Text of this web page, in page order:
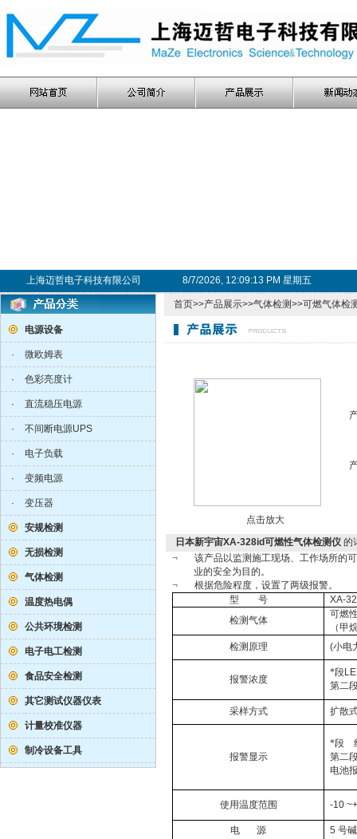
上海迈哲电子科技有限公司 8/7/2026, 12:09:13 PM 星期五
电源设备
· 微欧姆表
· 色彩亮度计
· 直流稳压电源
· 不间断电源UPS
· 电子负载
· 变频电源
· 变压器
安规检测
无损检测
气体检测
温度热电偶
公共环境检测
电子电工检测
食品安全检测
其它测试仪器仪表
计量校准仪器
制冷设备工具
首页>>产品展示>>气体检测>>可燃气体检
点击放大
日本新宇宙XA-328id可燃性气体检测仪 的
¬
该产品以监测施工现场、工作场所的
业的安全为目的。
¬
根据危险程度，设置了两级报警。
型
号
XA-
检测气体
可燃
（甲
检测原理
(小电
报警浓度
*段
第二
采样方式 扩散
报警显示
*段
第二
电池
使用温度范围 -10
电 源 5号